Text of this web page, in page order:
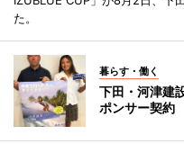
た。
暮らす・働く
下田・河津建
ポンサー契約